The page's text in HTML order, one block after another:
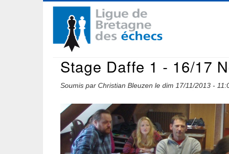
Navigation
principale
Stage Daffe 1 - 16/17
Soumis par Christian Bleuzen le dim 17/11/2013 -